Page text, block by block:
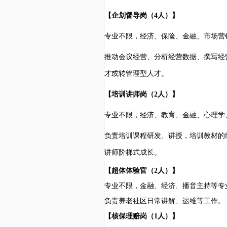
【企划督导岗（4人）】
专业不限，经济、保险、金融、市场
推动会议经营、分析经营数据、撰写
才或转管理型人才。
【培训讲师岗（2人）】
专业不限，经济、教育、金融、心理
负责培训课程研发、讲授，培训教材
讲师阶梯式成长。
【超体体验官（2人）】
专业不限，金融、经济、播音主持等专
负责养老社区日常讲解、运维等工作。
【核保理赔岗（1人）】